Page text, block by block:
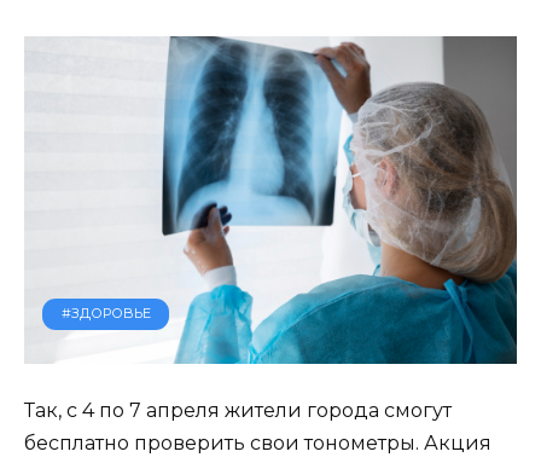
#ЗДОРОВЬЕ
Так, с 4 по 7 апреля жители города смогут
бесплатно проверить свои тонометры. Акция